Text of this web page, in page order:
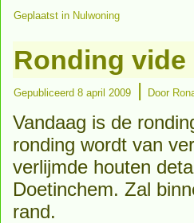
Geplaatst in Nulwoning
Ronding vide
Gepubliceerd 8 april 2009 | Door
Vandaag is de
ronding wordt van
verlijmde houten
Doetinchem. Zal
rand.